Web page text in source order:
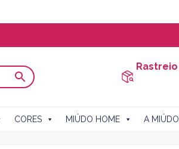
Rastreio
CORES MIÜDO HOME A MIÜDO